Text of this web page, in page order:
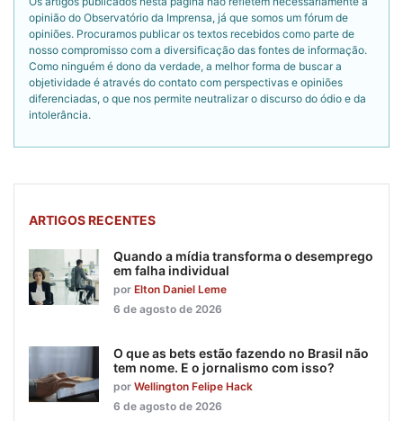
opinião do Observatório da Imprensa, já que somos um fórum de
opiniões. Procuramos publicar os textos recebidos como parte de
nosso compromisso com a diversificação das fontes de informação.
Como ninguém é dono da verdade, a melhor forma de buscar a
objetividade é através do contato com perspectivas e opiniões
diferenciadas, o que nos permite neutralizar o discurso do ódio e da
intolerância.
ARTIGOS RECENTES
Quando a mídia transforma o desemprego
em falha individual
por Elton Daniel Leme
6 de agosto de 2026
O que as bets estão fazendo no Brasil não
tem nome. E o jornalismo com isso?
por Wellington Felipe Hack
6 de agosto de 2026